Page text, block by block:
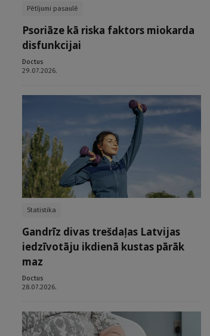
Pētījumi pasaulē
Psoriāze kā riska faktors miokarda
disfunkcijai
Doctus
29.07.2026.
Statistika
Gandrīz divas trešdaļas Latvijas
iedzīvotāju ikdienā kustas pārāk
maz
Doctus
28.07.2026.